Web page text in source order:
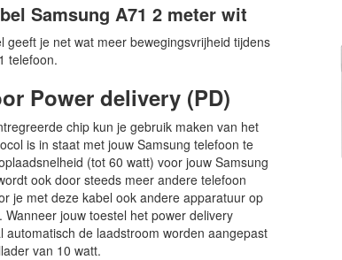
Samsung A71 2 meter wit
geeft je net wat meer bewegingsvrijheid tijdens
telefoon.
Power delivery (PD)
chip kun je gebruik maken van het
is in staat met jouw Samsung telefoon te
(tot 60 watt) voor jouw Samsung
ook door steeds meer andere telefoon
je met deze kabel ook andere apparatuur op
jouw toestel het power delivery
de laadstroom worden aangepast
van 10 watt.